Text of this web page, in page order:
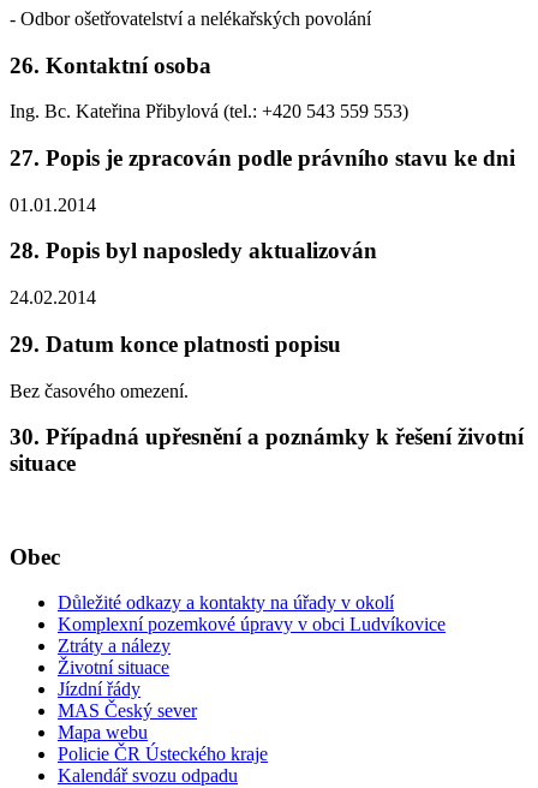
- Odbor ošetřovatelství a nelékařských povolání
26. Kontaktní osoba
Ing. Bc. Kateřina Přibylová (tel.: +420 543 559 553)
27. Popis je zpracován podle právního stavu ke dni
01.01.2014
28. Popis byl naposledy aktualizován
24.02.2014
29. Datum konce platnosti popisu
Bez časového omezení.
30. Případná upřesnění a poznámky k řešení životní
situace
Obec
Důležité odkazy a kontakty na úřady v okolí
Komplexní pozemkové úpravy v obci Ludvíkovice
Ztráty a nálezy
Životní situace
Jízdní řády
MAS Český sever
Mapa webu
Policie ČR Ústeckého kraje
Kalendář svozu odpadu